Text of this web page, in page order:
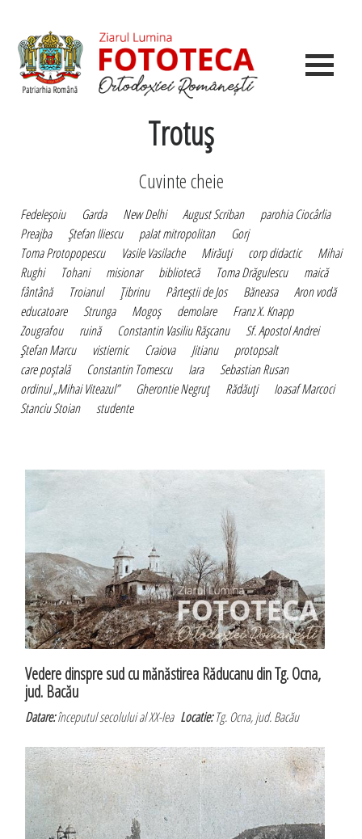
Trotuş
Cuvinte cheie
Fedeleşoiu Garda New Delhi August Scriban
parohia Ciocârlia
Preajba
Ştefan Iliescu palat mitropolitan
Gorj
Toma Protopopescu
Vasile Vasilache Mirăuţi corp didactic
Mihai
Rughi
Tohani misionar bibliotecă Toma Drăgulescu
maică
fântână
Troianul Ţibrinu Pârteştii de Jos Băneasa
Aron vodă
educatoare
Strunga Mogoş demolare
Franz X. Knapp
Zougrafou
ruină Constantin Vasiliu Răşcanu
Sf. Apostol Andrei
Ştefan Marcu
vistiernic Craiova Jitianu
protopsalt
care poştală
Constantin Tomescu Iara
Sebastian Rusan
ordinul „Mihai Viteazul”
Gherontie Negruţ Rădăuţi
Ioasaf Marcoci
Stanciu Stoian
studente
Vedere dinspre sud cu mănăstirea Răducanu din Tg. Ocna,
jud. Bacău
Datare:începutul secolului al XX-leaLocatie:Tg. Ocna, jud. Bacău